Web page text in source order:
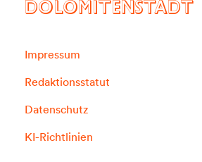
DOLOMITENSTADT
Impressum
Redaktionsstatut
Datenschutz
KI-Richtlinien